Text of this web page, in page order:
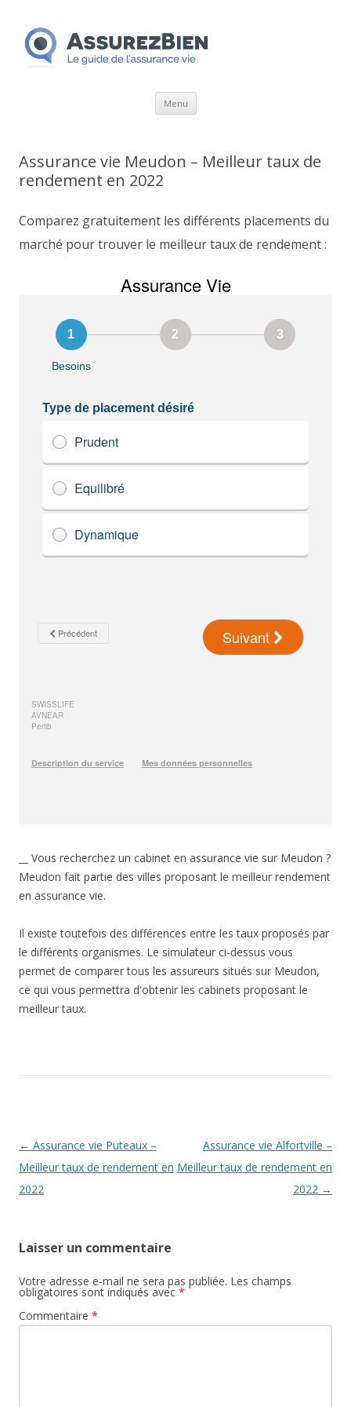
Menu Aller
Assurance vie Meudon – Meilleur taux de
rendement en 2022
Comparez gratuitement les différents placements du
marché pour trouver le meilleur taux de rendement :
__ Vous recherchez un cabinet en assurance vie sur Meudon ?
Meudon fait partie des villes proposant le meilleur rendement
en assurance vie.
Il existe toutefois des différences entre les taux proposés par
le différents organismes. Le simulateur ci-dessus vous
permet de comparer tous les assureurs situés sur Meudon,
ce qui vous permettra d'obtenir les cabinets proposant le
meilleur taux.
Navigation
des
articles
← Assurance vie Puteaux –
Meilleur taux de rendement en
2022
Assurance vie Alfortville –
Meilleur taux de rendement en
2022 →
Laisser un commentaire
Votre adresse e-mail ne sera pas publiée. Les champs
obligatoires sont indiqués avec *
Commentaire *